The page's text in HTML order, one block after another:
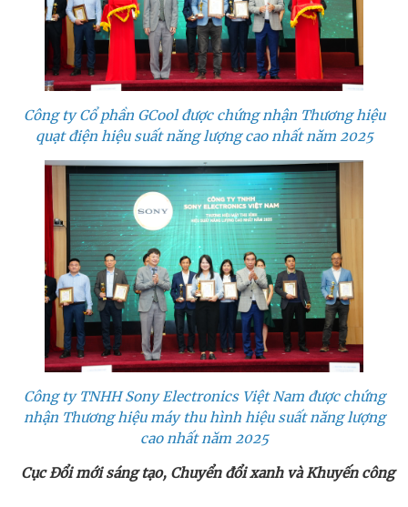
Công ty Cổ phần GCool được chứng nhận Thương hiệu
quạt điện hiệu suất năng lượng cao nhất năm 2025
Công ty TNHH Sony Electronics Việt Nam được chứng
nhận Thương hiệu máy thu hình hiệu suất năng lượng
cao nhất năm 2025
Cục Đổi mới sáng tạo, Chuyển đổi xanh và Khuyến công